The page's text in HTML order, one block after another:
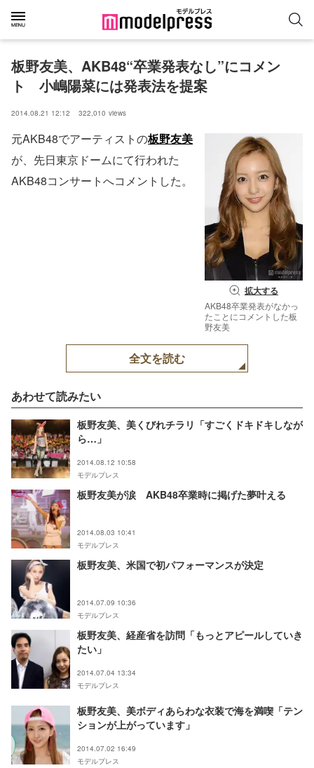
板野友美、AKB48“卒業発表なし”にコメン
ト　小嶋陽菜には発表法を提案
2014.08.21 12:12 322,010 views
拡大する
AKB48卒業発表がなかっ
たことにコメントした板
野友美
元AKB48でアーティストの板野友美
が、先日東京ドームにて行われた
AKB48コンサートへコメントした。
全文を読む
あわせて読みたい
板野友美、美くびれチラリ「すごくドキドキしなが
ら…」
2014.08.12 10:58
モデルプレス
板野友美が涙 AKB48卒業時に掲げた夢叶える
2014.08.03 10:41
モデルプレス
板野友美、米国で初パフォーマンスが決定
2014.07.09 10:36
モデルプレス
板野友美、経産省を訪問「もっとアピールしていき
たい」
2014.07.04 13:34
モデルプレス
板野友美、美ボディあらわな衣装で海を満喫「テン
ションが上がっています」
2014.07.02 16:49
モデルプレス